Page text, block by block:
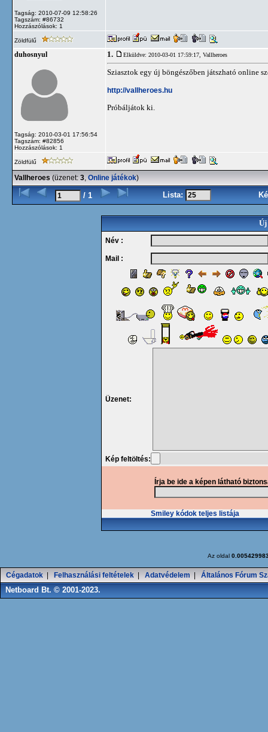
Tagság: 2010-07-09 12:58:26
Tagszám: #86732
Hozzászólások: 1
Zöldfülű
duhosnyul
Tagság: 2010-03-01 17:56:54
Tagszám: #82856
Hozzászólások: 1
1. Elküldve: 2010-03-01 17:59:17, Vallheroes
Sziasztok egy új böngészőben játszható online
http://vallheroes.hu
Próbáljátok ki.
Zöldfülű
Vallheroes (üzenet: 3, Online játékok)
/ 1 Lista:
Új
Név :
Mail :
Üzenet:
Kép feltöltés:
Írja be ide a képen látható
Smiley kódok teljes listája
Az oldal
Cégadatok Felhasználási feltételek Adatvédelem Általános Fórum
Netboard Bt. © 2001-2023.